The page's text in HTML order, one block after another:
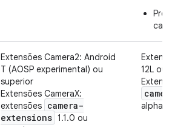
Extensões Camera2: Android
T (AOSP experimental) ou
superior
Extensões CameraX:
extensões camera-
extensions 1.1.0 ou
12L ou